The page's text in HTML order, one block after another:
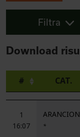
Filtra
Download
# CAT.
1
16:07
*